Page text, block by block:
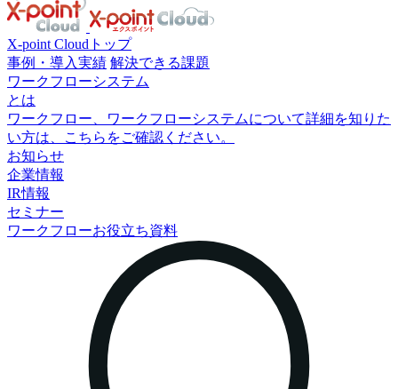
X-point Cloudトップ
事例・導入実績 解決できる課題
ワークフローシステム
とは
ワークフロー、ワークフローシステムについて詳細を知りた
い方は、こちらをご確認ください。
お知らせ
企業情報
IR情報
セミナー
ワークフローお役立ち資料